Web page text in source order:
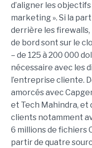
d’aligner les
marketing ». Si la
derrière les firewalls,
de bord sont sur le
– de 125 à 200 000
nécessaire avec les
l’entreprise cliente.
amorcés avec
et Tech Mahindra, et
clients notamment
6 millions de fichiers
partir de quatre